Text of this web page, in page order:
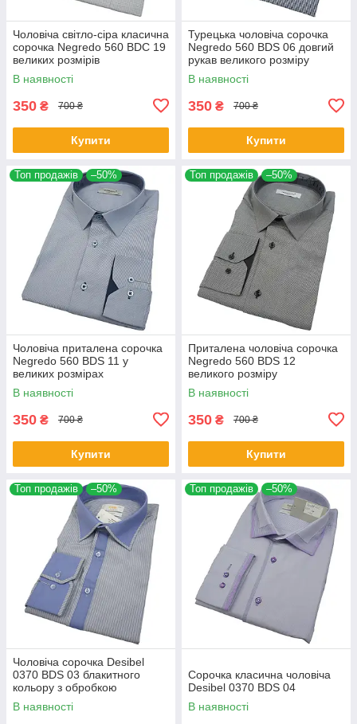
Чоловіча світло-сіра класична
сорочка Negredo 560 BDC 19
великих розмірів
В наявності
350 ₴ 700 ₴
Купити
Турецька чоловіча сорочка
Negredo 560 BDS 06 довгий
рукав великого розміру
В наявності
350 ₴ 700 ₴
Купити
Топ продажів –50%
Чоловіча приталена сорочка
Negredo 560 BDS 11 у
великих розмірах
В наявності
350 ₴ 700 ₴
Купити
Топ продажів –50%
Приталена чоловіча сорочка
Negredo 560 BDS 12
великого розміру
В наявності
350 ₴ 700 ₴
Купити
Топ продажів –50%
Чоловіча сорочка Desibel
0370 BDS 03 блакитного
кольору з обробкою
В наявності
Топ продажів –50%
Сорочка класична чоловіча
Desibel 0370 BDS 04
В наявності